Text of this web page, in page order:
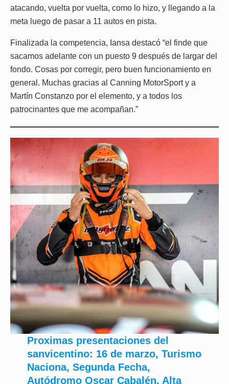
atacando, vuelta por vuelta, como lo hizo, y llegando a la
meta luego de pasar a 11 autos en pista.
Finalizada la competencia, Iansa destacó “el finde que
sacamos adelante con un puesto 9 después de largar del
fondo. Cosas por corregir, pero buen funcionamiento en
general. Muchas gracias al Canning MotorSport y a
Martín Constanzo por el elemento, y a todos los
patrocinantes que me acompañan.”
Proximas presentaciones del
sanvicentino: 16 de marzo, Turismo
Naciona, Segunda Fecha,
Autódromo Oscar Cabalén, Alta